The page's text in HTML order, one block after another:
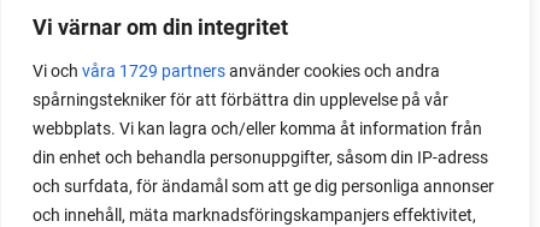
Vi värnar om din integritet
Vi och våra 1729 partnersanvänder cookies och andra
spårningstekniker för att förbättra din upplevelse på vår
webbplats. Vi kan lagra och/eller komma åt information från
din enhet och behandla personuppgifter, såsom din IP-adress
och surfdata, för ändamål som att ge dig personliga annonser
och innehåll, mäta marknadsföringskampanjers effektivitet,
under säsongen och få tips om hur du sår, skolar
om, planterar och skördar egen lök.